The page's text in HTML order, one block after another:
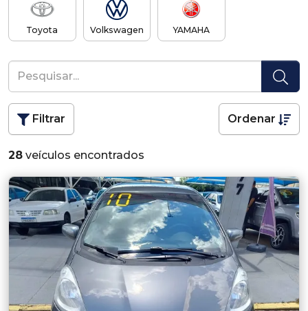
Toyota Volkswagen YAMAHA
Filtrar Ordenar
28 veículos encontrados